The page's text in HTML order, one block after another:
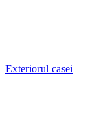
Exteriorul casei